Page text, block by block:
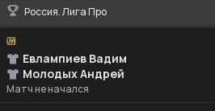
Россия. Лига Про
Евлампиев Вадим
Молодых Андрей
Матч не начался